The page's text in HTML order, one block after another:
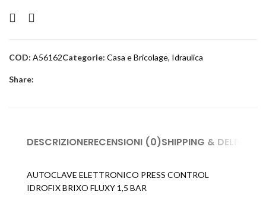
COD: A56162Categorie: Casa e Bricolage, Idraulica
Share:
DESCRIZIONERECENSIONI (0)SHIPPING & DELIVERY
AUTOCLAVE ELETTRONICO PRESS CONTROL
IDROFIX BRIXO FLUXY 1,5 BAR